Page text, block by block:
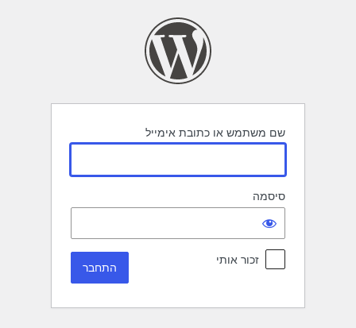
שם משתמש או כתובת אימייל
סיסמה
זכור אותי